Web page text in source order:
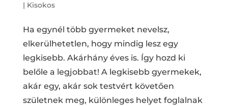
| Kisokos
Ha egynél több gyermeket nevelsz,
elkerülhetetlen, hogy mindig lesz egy
legkisebb. Akárhány éves is. Így hozd ki
belőle a legjobbat! A legkisebb gyermekek,
akár egy, akár sok testvért követően
születnek meg, különleges helyet foglalnak